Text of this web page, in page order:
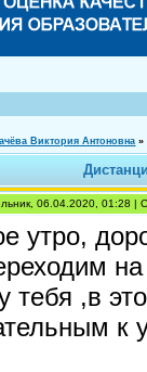
Виктория Антоновна »
06.04.2020, 01:28 |
утро,
на
тебя ,в
к